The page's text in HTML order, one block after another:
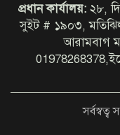
প্রধান কার্যালয়:২৮,
সুইট # ১৯০৩,
আরামবাগ